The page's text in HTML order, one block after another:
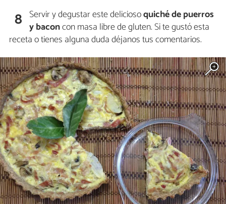
8 Servir y degustar este deliciosoquiché de puerros
y baconcon masa libre de gluten. Si te gustó esta
receta o tienes alguna duda déjanos tus comentarios.